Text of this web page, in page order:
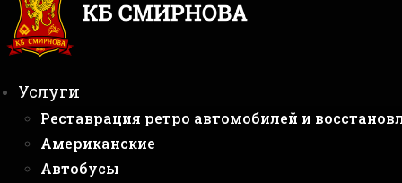
Услуги
Реставрация ретро автомобилей и
Американские
Автобусы